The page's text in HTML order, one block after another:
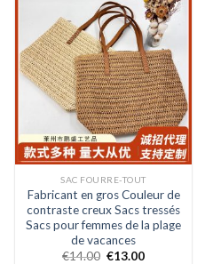
SAC FOURRE-TOUT
Fabricant en gros Couleur de
contraste creux Sacs tressés
Sacs pour femmes de la plage
de vacances
€14.00 €13.00